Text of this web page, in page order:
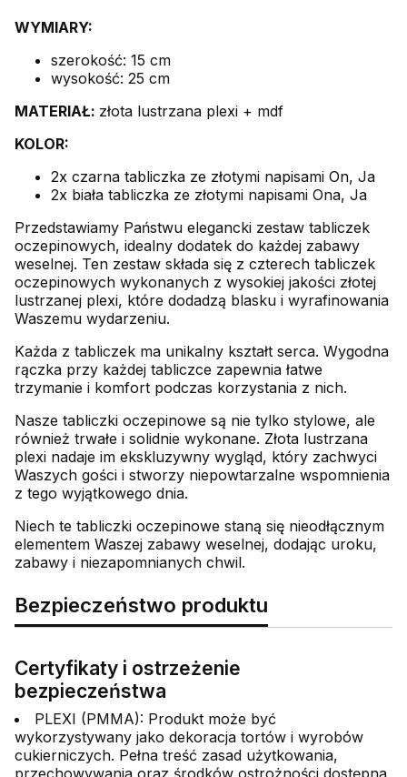
WYMIARY:
szerokość: 15 cm
wysokość: 25 cm
MATERIAŁ: złota lustrzana plexi + mdf
KOLOR:
2x czarna tabliczka ze złotymi napisami On, Ja
2x biała tabliczka ze złotymi napisami Ona, Ja
Przedstawiamy Państwu elegancki zestaw tabliczek
oczepinowych, idealny dodatek do każdej zabawy
weselnej. Ten zestaw składa się z czterech tabliczek
oczepinowych wykonanych z wysokiej jakości złotej
lustrzanej plexi, które dodadzą blasku i wyrafinowania
Waszemu wydarzeniu.
Każda z tabliczek ma unikalny kształt serca. Wygodna
rączka przy każdej tabliczce zapewnia łatwe
trzymanie i komfort podczas korzystania z nich.
Nasze tabliczki oczepinowe są nie tylko stylowe, ale
również trwałe i solidnie wykonane. Złota lustrzana
plexi nadaje im ekskluzywny wygląd, który zachwyci
Waszych gości i stworzy niepowtarzalne wspomnienia
z tego wyjątkowego dnia.
Niech te tabliczki oczepinowe staną się nieodłącznym
elementem Waszej zabawy weselnej, dodając uroku,
zabawy i niezapomnianych chwil.
Bezpieczeństwo produktu
Certyfikaty i ostrzeżenie
bezpieczeństwa
PLEXI (PMMA): Produkt może być
wykorzystywany jako dekoracja tortów i wyrobów
cukierniczych. Pełna treść zasad użytkowania,